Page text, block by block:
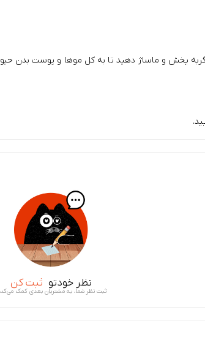
پخش و ماساژ دهید تا به کل موها و پوست بدن
نظر خودتو ثبت کن
ثبت نظر شما، به مشتریان بعدی کمک